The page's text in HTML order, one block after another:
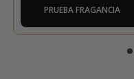
PRUEBA FRAGANCIA